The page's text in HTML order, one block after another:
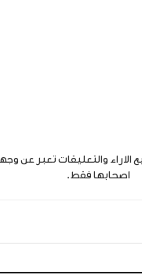
والتعليقات تعبر عن
اصحابها فقط.